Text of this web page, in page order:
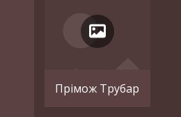
Прімож Трубар